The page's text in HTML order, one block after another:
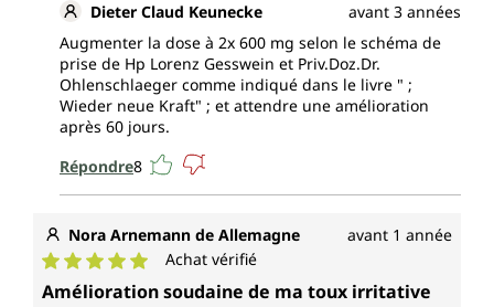
Dieter Claud Keunecke
avant 3 années
Augmenter la dose à 2x 600 mg selon le schéma de
prise de Hp Lorenz Gesswein et Priv.Doz.Dr.
Ohlenschlaeger comme indiqué dans le livre " ;
Wieder neue Kraft" ; et attendre une amélioration
après 60 jours.
Répondre8
Nora Arnemann de Allemagne avant 1 année
Note moyenne de 5 sur 5 étoiles
Achat vérifié
Amélioration soudaine de ma toux irritative